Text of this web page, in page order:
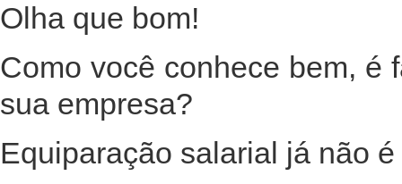
Olha que bom!
Como você conhece bem, é
sua empresa?
Equiparação salarial já não